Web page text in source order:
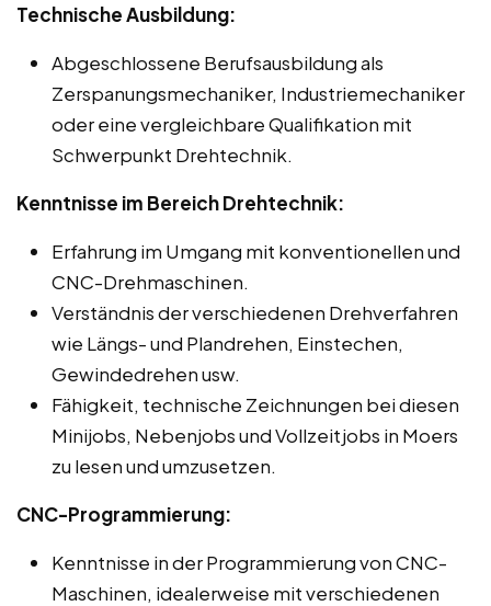
Technische Ausbildung:
Abgeschlossene Berufsausbildung als
Zerspanungsmechaniker, Industriemechaniker
oder eine vergleichbare Qualifikation mit
Schwerpunkt Drehtechnik.
Kenntnisse im Bereich Drehtechnik:
Erfahrung im Umgang mit konventionellen und
CNC-Drehmaschinen.
Verständnis der verschiedenen Drehverfahren
wie Längs- und Plandrehen, Einstechen,
Gewindedrehen usw.
Fähigkeit, technische Zeichnungen bei diesen
Minijobs, Nebenjobs und Vollzeitjobs in Moers
zu lesen und umzusetzen.
CNC-Programmierung:
Kenntnisse in der Programmierung von CNC-
Maschinen, idealerweise mit verschiedenen